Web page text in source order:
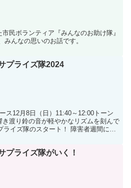
民ボランティア『みんなのお助け隊』
みんなの思いのお話です。
プライズ隊2024
ス12月8日（日）11:40～12:00トーン
渡り鈴の音が軽やかなリズムを刻んで
イズ隊のスタート！ 障害者週間に向
プライズ隊がいく！